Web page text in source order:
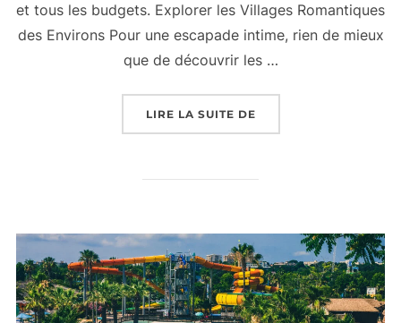
et tous les budgets. Explorer les Villages Romantiques
des Environs Pour une escapade intime, rien de mieux
que de découvrir les …
LIRE LA SUITE DE« LES MEILLEURES